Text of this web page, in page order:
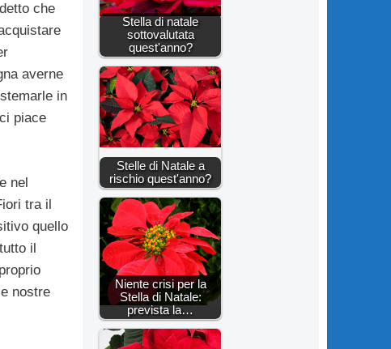
che
averne
in
piace
nel
tra il
quello
il
nostre
Stella di natale
sottovalutata
quest'anno?
Stelle di Natale a
rischio quest'anno?
Niente crisi per la
Stella di Natale:
prevista la…